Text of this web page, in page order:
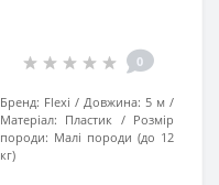
0
Бренд: Flexi Довжина: 5 м
Матеріал: Пластик
Розмір
породи: Малі породи (до 12
кг)